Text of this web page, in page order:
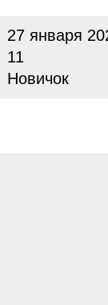
27 января
11
Новичок